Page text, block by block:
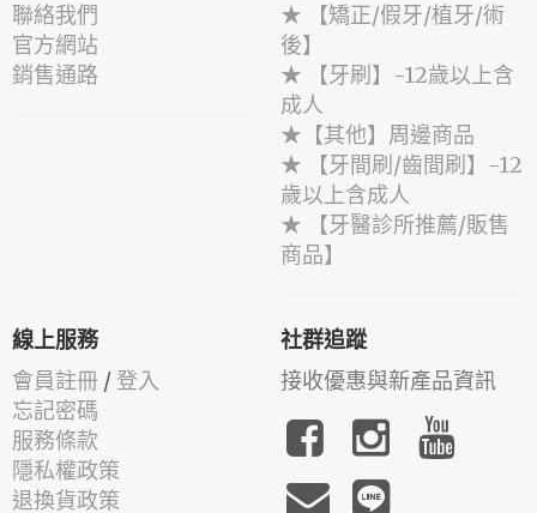
聯絡我們
官方網站
銷售通路
★ 【矯正/假牙/植牙/術
後】
★ 【牙刷】-12歲以上含
成人
★【其他】周邊商品
★ 【牙間刷/齒間刷】-12
歲以上含成人
★ 【牙醫診所推薦/販售
商品】
線上服務
會員註冊 / 登入
忘記密碼
服務條款
隱私權政策
退換貨政策
社群追蹤
接收優惠與新產品資訊